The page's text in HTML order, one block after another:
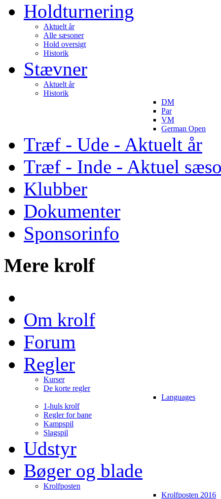
Holdturnering
Aktuelt år
Alle sæsoner
Hold oversigt
Historik
Stævner
Aktuelt år
Historik
DM
Par
VM
German Open
Træf - Ude - Aktuelt år
Træf - Inde - Aktuel
Klubber
Dokumenter
Sponsorinfo
Mere krolf
Om krolf
Forum
Regler
Kurser
De korte regler
Languages
1-huls krolf
Regler for bane
Kampspil
Slagspil
Udstyr
Bøger og blade
Krolfposten
Krolfposten 2016